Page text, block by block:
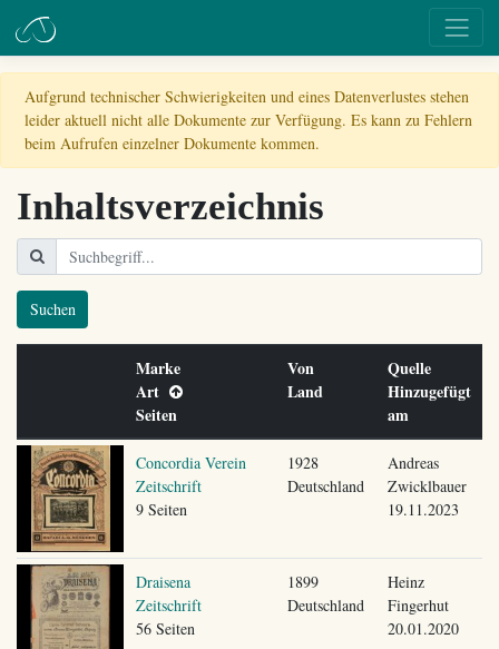
Aufgrund technischer Schwierigkeiten und eines Datenverlustes stehen
leider aktuell nicht alle Dokumente zur Verfügung. Es kann zu Fehlern
beim Aufrufen einzelner Dokumente kommen.
Inhaltsverzeichnis
Suchen
Marke
Art
Seiten
Von
Land
Quelle
Hinzugefügt
am
Concordia Verein
Zeitschrift
9 Seiten
1928
Deutschland
Andreas
Zwicklbauer
19.11.2023
Draisena
Zeitschrift
56 Seiten
1899
Deutschland
Heinz
Fingerhut
20.01.2020